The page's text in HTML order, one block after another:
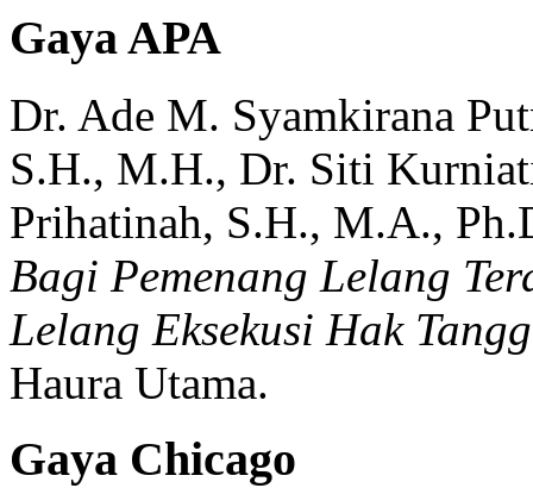
Gaya APA
Dr. Ade M. Syamkirana
S.H., M.H., Dr. Siti
Prihatinah, S.H., M.A.,
Bagi Pemenang Lelang
Lelang Eksekusi Hak
Haura Utama.
Gaya Chicago